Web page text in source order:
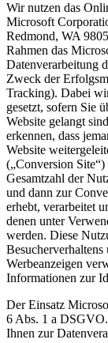
Wir nutzen das
Microsoft
Redmond, WA
Rahmen das
Datenverarbeitung
Zweck der
Tracking). Dabei
gesetzt, sofern Sie
Website gelangt
erkennen, dass
Website
(„Conversion
Gesamtzahl der
und dann zur
erhebt, verarbeitet
denen unter
werden. Diese
Werbeanzeigen
Informationen zur
Der Einsatz
6 Abs. 1 a
Ihnen zur